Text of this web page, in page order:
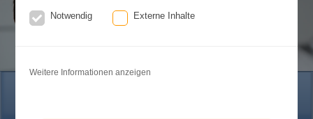
Notwendig Externe Inhalte
Weitere Informationen anzeigen
Ganzheitliche-Kieferorthopädie
Erwachsenen-Kieferorthopädie